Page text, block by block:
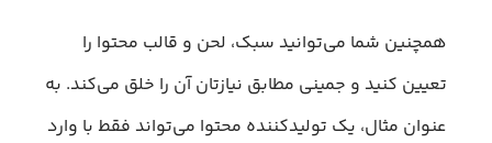
همچنین شما می‌توانید سبک، لحن و قالب محتوا را
تعیین کنید و جمینی مطابق نیازتان آن را خلق می‌کند. به
عنوان مثال، یک تولیدکننده محتوا می‌تواند فقط با وارد